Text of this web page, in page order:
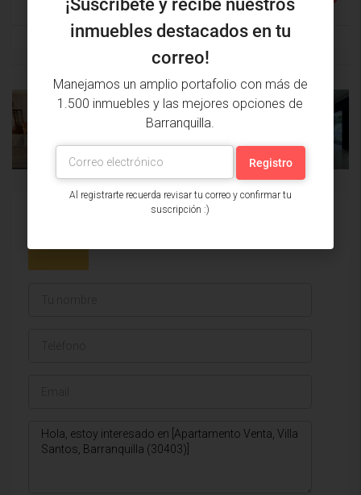
PROPIEDAD
PRÓXIMA
Issa Saieh Inmobiliaria
¡Suscríbete y recibe nuestros
inmuebles destacados en tu
correo!
Manejamos un amplio portafolio con más de
1.500 inmuebles y las mejores opciones de
Barranquilla.
Al registrarte recuerda revisar tu correo y confirmar tu
suscripción :)